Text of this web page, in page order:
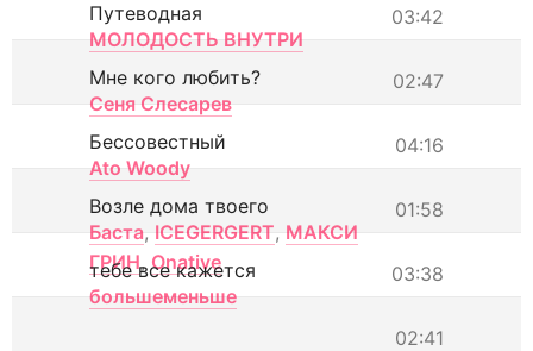
03:42
Путеводная
МОЛОДОСТЬ ВНУТРИ
02:47
Мне кого любить?
Сеня Слесарев
04:16
Бессовестный
Ato Woody
01:58
Возле дома твоего
Баста, ICEGERGERT, МАКСИ
ГРИН, Onative 03:38
тебе все кажется
большеменьше
02:41